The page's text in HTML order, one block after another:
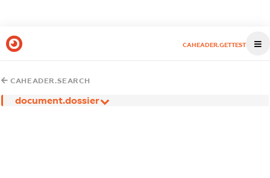
CAHEADER.GETTEST
CAHEADER.SEARCH
document.dossier